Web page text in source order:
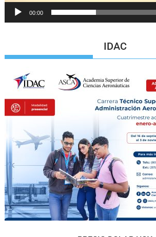
00:00
IDAC